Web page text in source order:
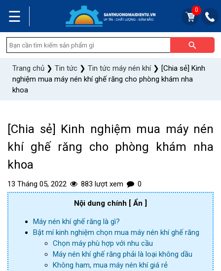
☰ 0
Trang chủ ❯ Tin tức ❯ Tin tức máy nén khí❯ [Chia sẻ] Kinh
nghiệm mua máy nén khí ghế răng cho phòng khám nha
khoa
[Chia sẻ] Kinh nghiệm mua máy nén
khí ghế răng cho phòng khám nha
khoa
13 Tháng 05, 2022 883 lượt xem 0
Nội dung chính [ Ẩn ]
Máy nén khí ghế răng là gì?
Bật mí kinh nghiệm chọn mua máy nén khí ghế răng
Chọn máy phù hợp với nhu cầu
Máy nén khí ghế răng phải là loại không dầu
Không ham, mua máy nén khí giá rẻ